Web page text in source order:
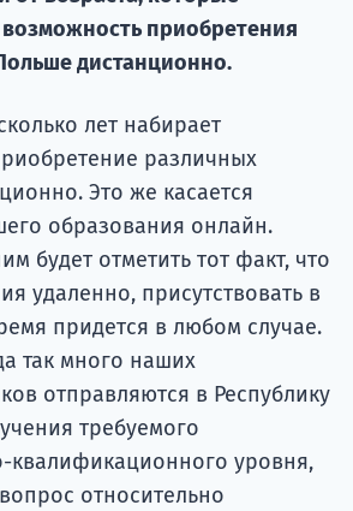
приобретения
дистанционно.
лет набирает
различных
Это же касается
образования онлайн.
будет отметить тот факт, что
удаленно, присутствовать в
придется в любом случае.
так много наших
отправляются в Республику
требуемого
квалификационного уровня,
относительно